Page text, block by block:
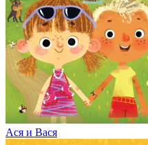
Ася и Вася